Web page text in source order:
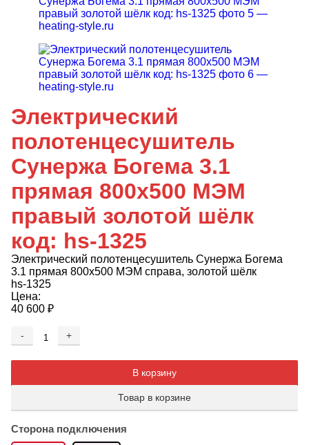
Электрический
полотенцесушитель
Сунержа Богема 3.1
прямая 800x500 МЭМ
правый золотой шёлк
код: hs-1325
Электрический полотенцесушитель Сунержа Богема
3.1 прямая 800x500 МЭМ справа, золотой шёлк
hs-1325
Цена:
40 600 ₽
-
+
В корзину
Товар в корзине
Сторона подключения